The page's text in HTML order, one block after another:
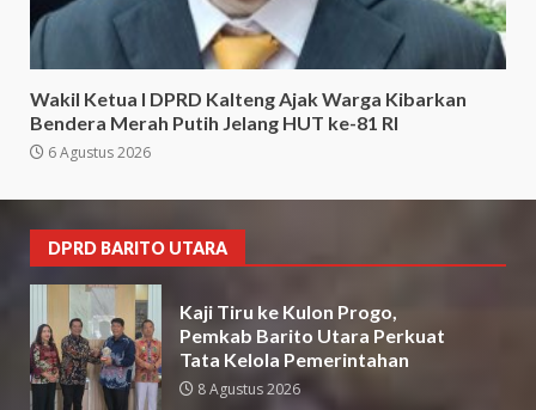
Wakil Ketua I DPRD Kalteng Ajak Warga Kibarkan
Bendera Merah Putih Jelang HUT ke-81 RI
6 Agustus 2026
DPRD BARITO UTARA
Kaji Tiru ke Kulon Progo,
Pemkab Barito Utara Perkuat
Tata Kelola Pemerintahan
8 Agustus 2026